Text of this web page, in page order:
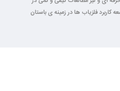
کاربرد فلزیاب ها در زمینه ی باستان